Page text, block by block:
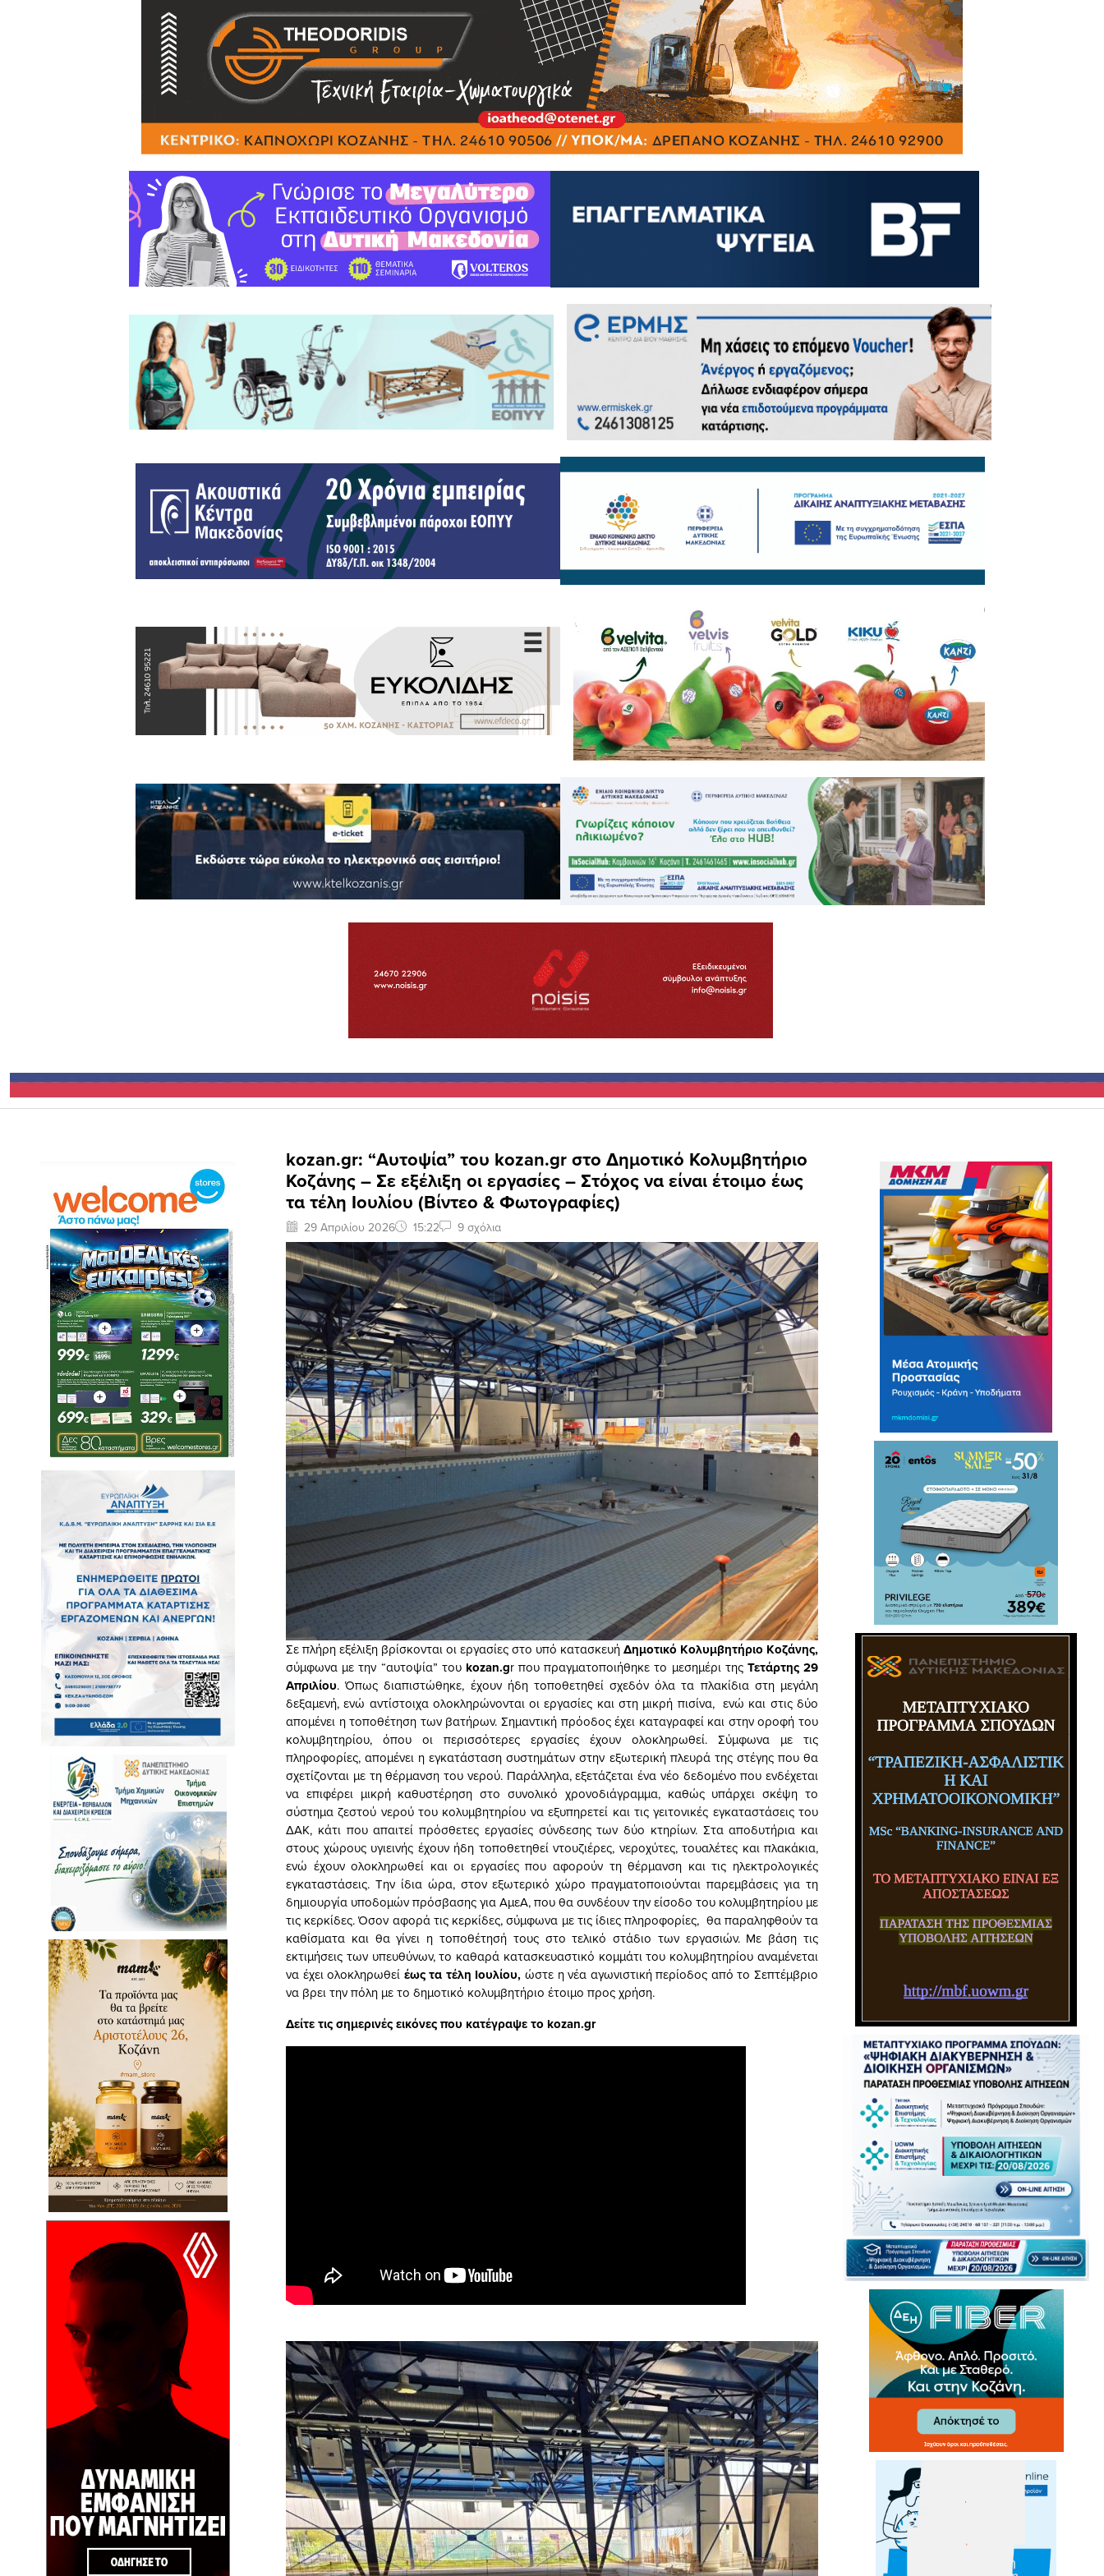
kozan.gr: “Αυτοψία” του kozan.gr στο Δημοτικό Κολυμβητήριο
Κοζάνης – Σε εξέλιξη οι εργασίες – Στόχος να είναι έτοιμο έως
τα τέλη Ιουλίου (Βίντεο & Φωτογραφίες)
29 Απριλίου 2026 15:22 9 σχόλια
Σε πλήρη εξέλιξη βρίσκονται οι εργασίες στο υπό κατασκευήΔημοτικό Κολυμβητήριο Κοζάνης,
σύμφωνα με την “αυτοψία” του kozan.gr που πραγματοποιήθηκε το μεσημέρι της Τετάρτης 29
Απριλίου. Όπως διαπιστώθηκε, έχουν ήδη τοποθετηθεί σχεδόν όλα τα πλακίδια στη μεγάλη
δεξαμενή, ενώ αντίστοιχα ολοκληρώνονται οι εργασίες και στη μικρή πισίνα, ενώ και στις δύο
απομένει η τοποθέτηση των βατήρων. Σημαντική πρόοδος έχει καταγραφεί και στην οροφή του
κολυμβητηρίου, όπου οι περισσότερες εργασίες έχουν ολοκληρωθεί. Σύμφωνα με τις
πληροφορίες, απομένει η εγκατάσταση συστημάτων στην εξωτερική πλευρά της στέγης που θα
σχετίζονται με τη θέρμανση του νερού. Παράλληλα, εξετάζεται ένα νέο δεδομένο που ενδέχεται
να επιφέρει μικρή καθυστέρηση στο συνολικό χρονοδιάγραμμα, καθώς υπάρχει σκέψη το
σύστημα ζεστού νερού του κολυμβητηρίου να εξυπηρετεί και τις γειτονικές εγκαταστάσεις του
ΔΑΚ, κάτι που απαιτεί πρόσθετες εργασίες σύνδεσης των δύο κτηρίων. Στα αποδυτήρια και
στους χώρους υγιεινής έχουν ήδη τοποθετηθεί ντουζιέρες, νεροχύτες, τουαλέτες και πλακάκια,
ενώ έχουν ολοκληρωθεί και οι εργασίες που αφορούν τη θέρμανση και τις ηλεκτρολογικές
εγκαταστάσεις. Την ίδια ώρα, στον εξωτερικό χώρο πραγματοποιούνται παρεμβάσεις για τη
δημιουργία υποδομών πρόσβασης για ΑμεΑ, που θα συνδέουν την είσοδο του κολυμβητηρίου με
τις κερκίδες. Όσον αφορά τις κερκίδες, σύμφωνα με τις ίδιες πληροφορίες, θα παραληφθούν τα
καθίσματα και θα γίνει η τοποθέτησή τους στο τελικό στάδιο των εργασιών. Με βάση τις
εκτιμήσεις των υπευθύνων, το καθαρά κατασκευαστικό κομμάτι του κολυμβητηρίου αναμένεται
να έχει ολοκληρωθεί έως τα τέλη Ιουλίου, ώστε η νέα αγωνιστική περίοδος από το Σεπτέμβριο
να βρει την πόλη με το δημοτικό κολυμβητήριο έτοιμο προς χρήση.
Δείτε τις σημερινές εικόνες που κατέγραψε το kozan.gr